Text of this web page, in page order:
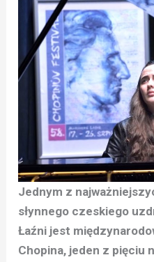
Jednym z
słynnego czeskiego
Łaźni jest
Chopina, jeden z pięciu